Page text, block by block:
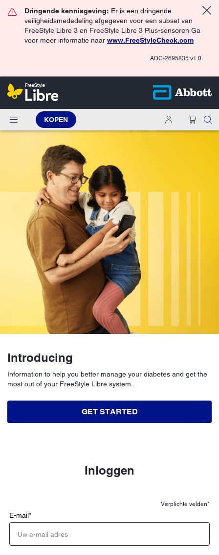
Dringende kennisgeving: Er is een dringende
veiligheidsmededeling afgegeven voor een subset van
FreeStyle Libre 3 en FreeStyle Libre 3 Plus-sensoren Ga
voor meer informatie naar www.FreeStyleCheck.com
ADC-2695835 v1.0
KOPEN
Introducing
Information to help you better manage your diabetes and get the
most out of your FreeStyle Libre system..
GET STARTED
Inloggen
Verplichte velden*
E-mail*